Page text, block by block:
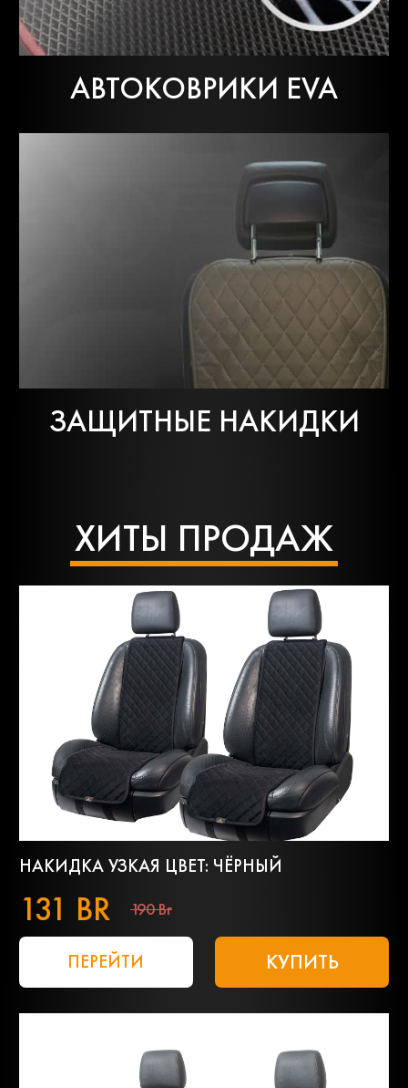
АВТОКОВРИКИ EVA
ЗАЩИТНЫЕ НАКИДКИ
ХИТЫ ПРОДАЖ
НАКИДКА УЗКАЯ ЦВЕТ: ЧЁРНЫЙ
131 BR 190 Br
ПЕРЕЙТИ КУПИТЬ